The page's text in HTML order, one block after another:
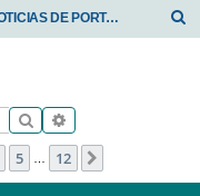
NOTICIAS DE PORTADA
Buscar
5 … 12